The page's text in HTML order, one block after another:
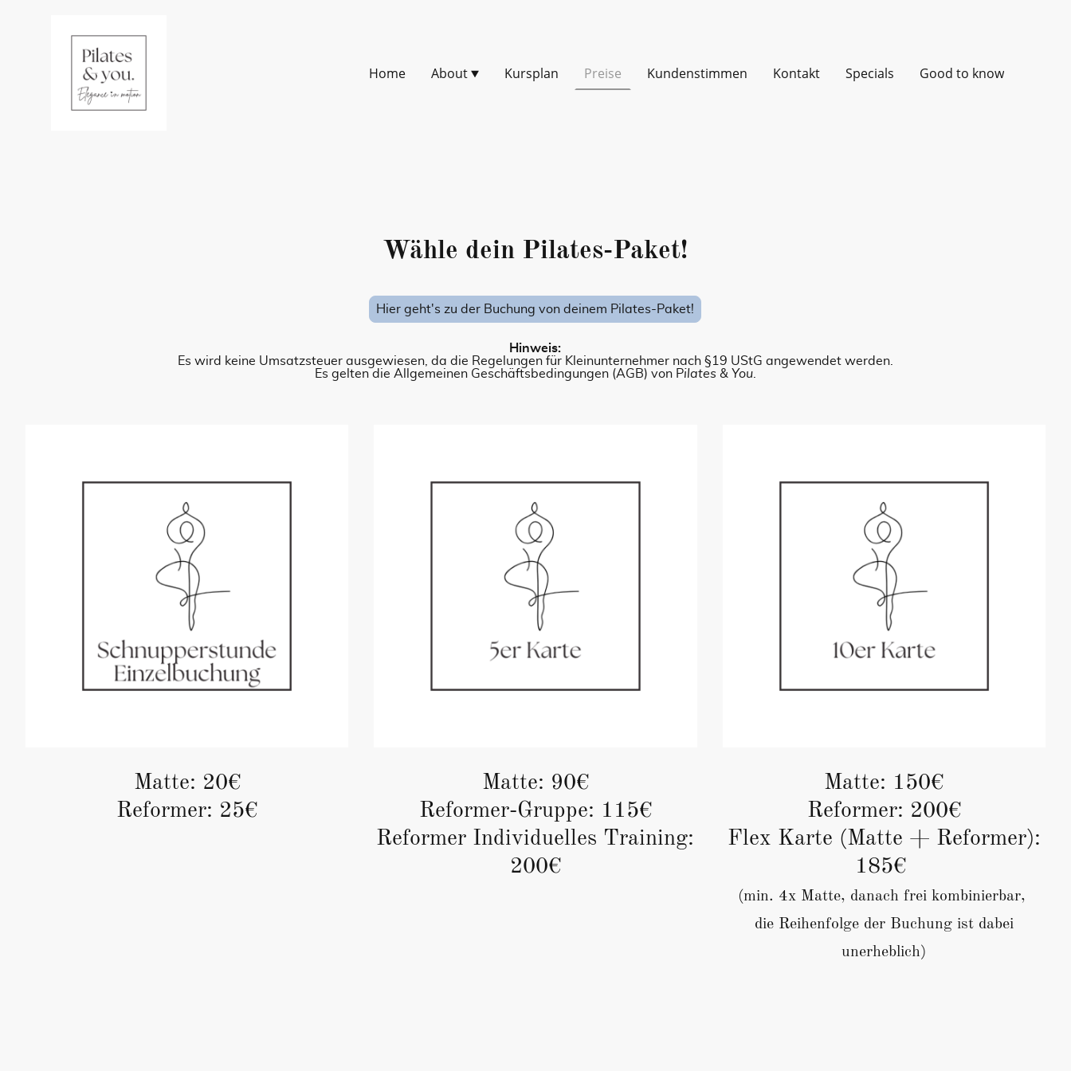
Home About Kursplan Preise Kundenstimmen Kontakt Specials Good to know
Wähle dein Pilates-Paket!
Hier geht's zu der Buchung von deinem Pilates-Paket!
Hinweis:
Es wird keine Umsatzsteuer ausgewiesen, da die Regelungen für Kleinunternehmer nach §19 UStG angewendet werden.
Es gelten die Allgemeinen Geschäftsbedingungen (AGB) von Pilates & You.
Matte: 20€
Reformer: 25€
Matte: 90€
Reformer-Gruppe: 115€
Reformer Individuelles Training:
200€
Matte: 150€
Reformer: 200€
Flex Karte (Matte + Reformer):
185€
(min. 4x Matte, danach frei kombinierbar,
die Reihenfolge der Buchung ist dabei
unerheblich)